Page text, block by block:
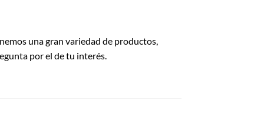
una gran variedad de productos,
por el de tu interés.